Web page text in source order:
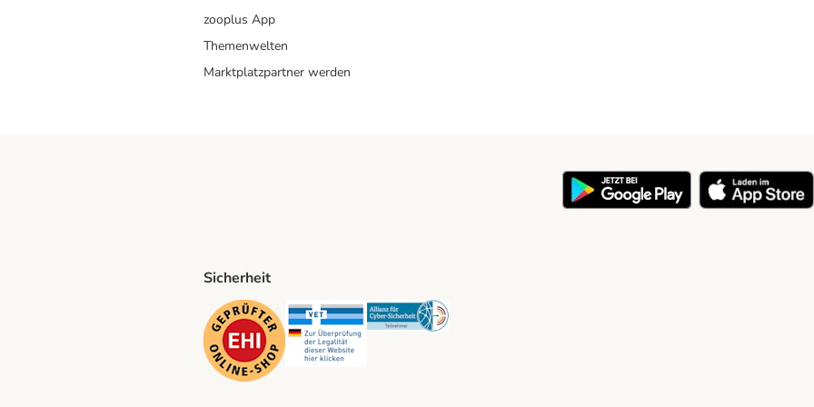
zooplus App
Themenwelten
Marktplatzpartner werden
Method
Sicherheit
Security Security Security